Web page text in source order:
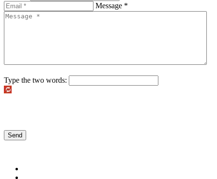
Message *
Type the two words: